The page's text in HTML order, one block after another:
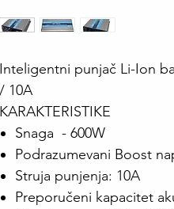
Inteligentni punjač Li-Ion
/ 10A
KARAKTERISTIKE
Snaga - 600W
Podrazumevani Boost
Struja punjenja: 10A
Preporučeni kapacitet